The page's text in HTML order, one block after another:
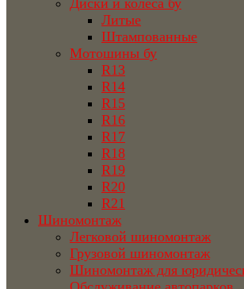
Диски и колеса бу
Литые
Штампованные
Мотошины бу
R13
R14
R15
R16
R17
R18
R19
R20
R21
Шиномонтаж
Легковой шиномонтаж
Грузовой шиномонтаж
Шиномонтаж для